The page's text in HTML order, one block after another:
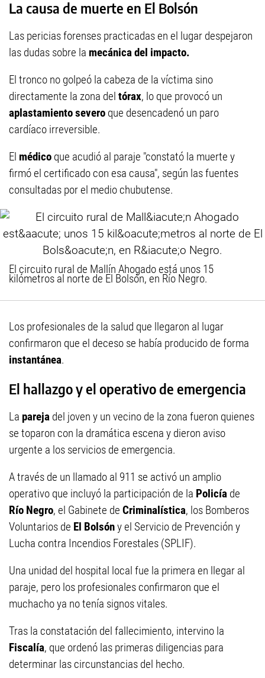
La causa de muerte en El Bolsón
Las pericias forenses practicadas en el lugar despejaron
las dudas sobre la mecánica del impacto.
El tronco no golpeó la cabeza de la víctima sino
directamente la zona del tórax, lo que provocó un
aplastamiento severo que desencadenó un paro
cardíaco irreversible.
El médico que acudió al paraje "constató la muerte y
firmó el certificado con esa causa", según las fuentes
consultadas por el medio chubutense.
El circuito rural de Mallín Ahogado está unos 15
kilómetros al norte de El Bolsón, en Río Negro.
Los profesionales de la salud que llegaron al lugar
confirmaron que el deceso se había producido de forma
instantánea.
El hallazgo y el operativo de emergencia
La pareja del joven y un vecino de la zona fueron quienes
se toparon con la dramática escena y dieron aviso
urgente a los servicios de emergencia.
A través de un llamado al 911 se activó un amplio
operativo que incluyó la participación de la Policía de
Río Negro, el Gabinete de Criminalística, los Bomberos
Voluntarios de El Bolsóny el Servicio de Prevención y
Lucha contra Incendios Forestales (SPLIF).
Una unidad del hospital local fue la primera en llegar al
paraje, pero los profesionales confirmaron que el
muchacho ya no tenía signos vitales.
Tras la constatación del fallecimiento, intervino la
Fiscalía, que ordenó las primeras diligencias para
determinar las circunstancias del hecho.